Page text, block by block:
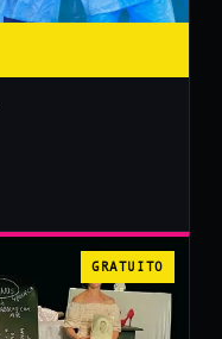
GRATUITO